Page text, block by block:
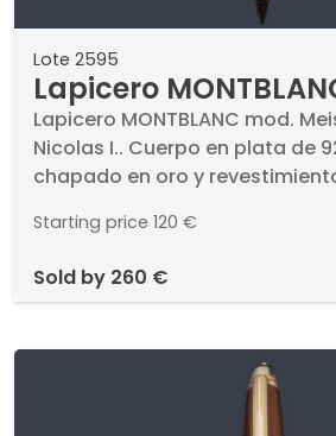
Lote 2595
Lapicero
Meisterstück
Lapicero MONTBLANC mod.
Nicolas I.. Cuerpo en plata de
chapado en oro y revestimiento de malaquita.
Starting price 120 €
sold by 260 €